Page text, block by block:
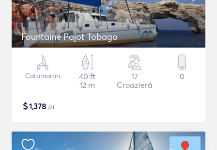
Fountaine Pajot Tobago
Catamaran
40 ft
12 m
17
Croazieră
0
$1,378 /zi